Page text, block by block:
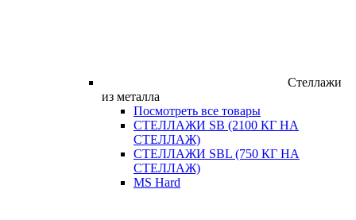
Стеллажи
из металла
Посмотреть все товары
СТЕЛЛАЖИ SB (2100 КГ НА
СТЕЛЛАЖ)
СТЕЛЛАЖИ SBL (750 КГ НА
СТЕЛЛАЖ)
MS Hard